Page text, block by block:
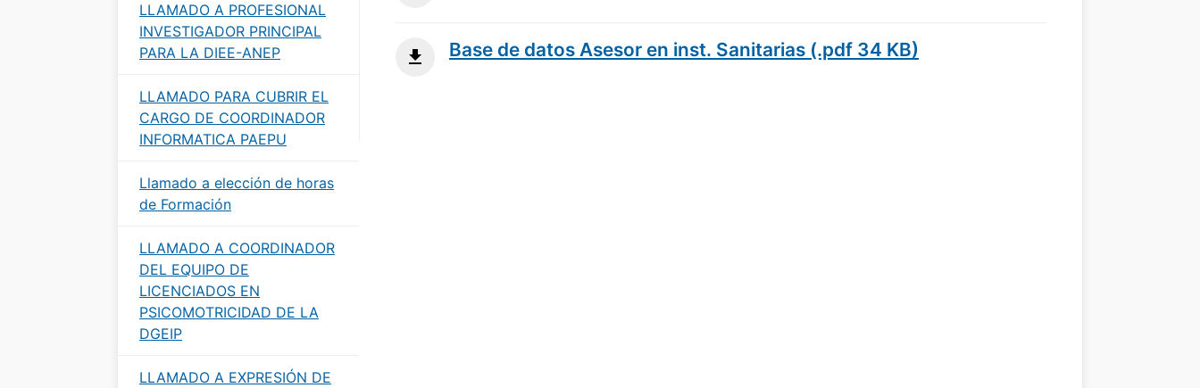
LLAMADO A PROFESIONAL
INVESTIGADOR PRINCIPAL
PARA LA DIEE-ANEP
LLAMADO PARA CUBRIR EL
CARGO DE COORDINADOR
INFORMATICA PAEPU
Llamado a elección de horas
de Formación
LLAMADO A COORDINADOR
DEL EQUIPO DE
LICENCIADOS EN
PSICOMOTRICIDAD DE LA
DGEIP
LLAMADO A EXPRESIÓN DE
Base de datos Asesor en inst. Sanitarias (.pdf 34 KB)